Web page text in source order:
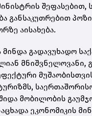
შეფასებით,
განსაკუთრებით
აისახება.
გადავუხადო
მნიშვნელოვანი,
მობილობის
ეკონომიკის